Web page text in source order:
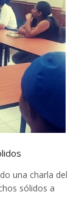
una charla del
sólidos a